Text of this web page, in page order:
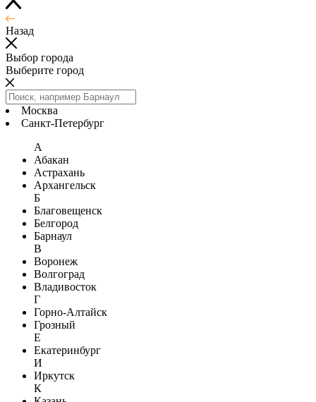
Назад
Выбор города
Выберите город
Москва
Санкт-Петербург
А
Абакан
Астрахань
Архангельск
Б
Благовещенск
Белгород
Барнаул
В
Воронеж
Волгоград
Владивосток
Г
Горно-Алтайск
Грозный
Е
Екатеринбург
И
Иркутск
К